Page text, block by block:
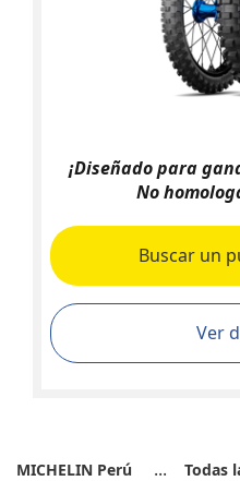
¡Diseñado para
No
Buscar un
Ver
MICHELIN Perú
Todas